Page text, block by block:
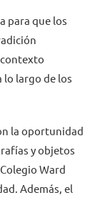
para que los
lo largo de los
la oportunidad
y objetos
Ward
Además, el